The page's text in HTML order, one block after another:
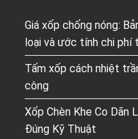
Giá xốp chống nóng:
loại và ước tính chi
Tấm xốp cách nhiệt
công
Xốp Chèn Khe Co Dãn
Đúng Kỹ Thuật